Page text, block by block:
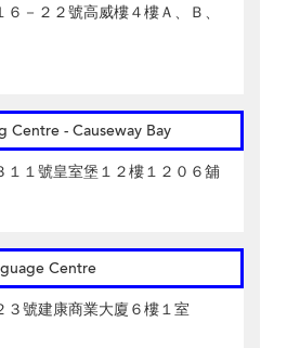
－２２號高威樓４樓Ａ、Ｂ、
Centre‎ - Causeway Bay
１１號皇室堡１２樓１２０６舖
Centre
３號建康商業大廈６樓１室